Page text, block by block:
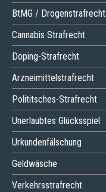
BtMG / Drogenstrafrecht
Cannabis Strafrecht
Doping-Strafrecht
Arzneimittelstrafrecht
Polititsches-Strafrecht
Unerlaubtes Glücksspiel
Urkundenfälschung
Geldwäsche
Verkehrsstrafrecht